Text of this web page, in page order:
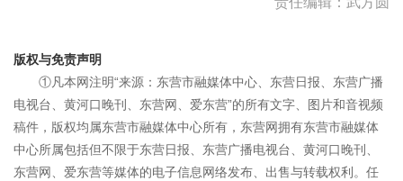
版权与免责声明
①凡本网注明“来源：东营市融媒体中心、东营日报、东营广播
电视台、黄河口晚刊、东营网、爱东营”的所有文字、图片和音视频
稿件，版权均属东营市融媒体中心所有，东营网拥有东营市融媒体
中心所属包括但不限于东营日报、东营广播电视台、黄河口晚刊、
东营网、爱东营等媒体的电子信息网络发布、出售与转载权利。任